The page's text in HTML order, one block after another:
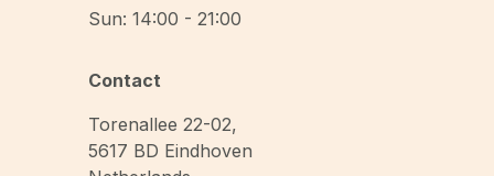
Sun: 14:00 - 21:00
Contact
Torenallee 22-02,
5617 BD Eindhoven